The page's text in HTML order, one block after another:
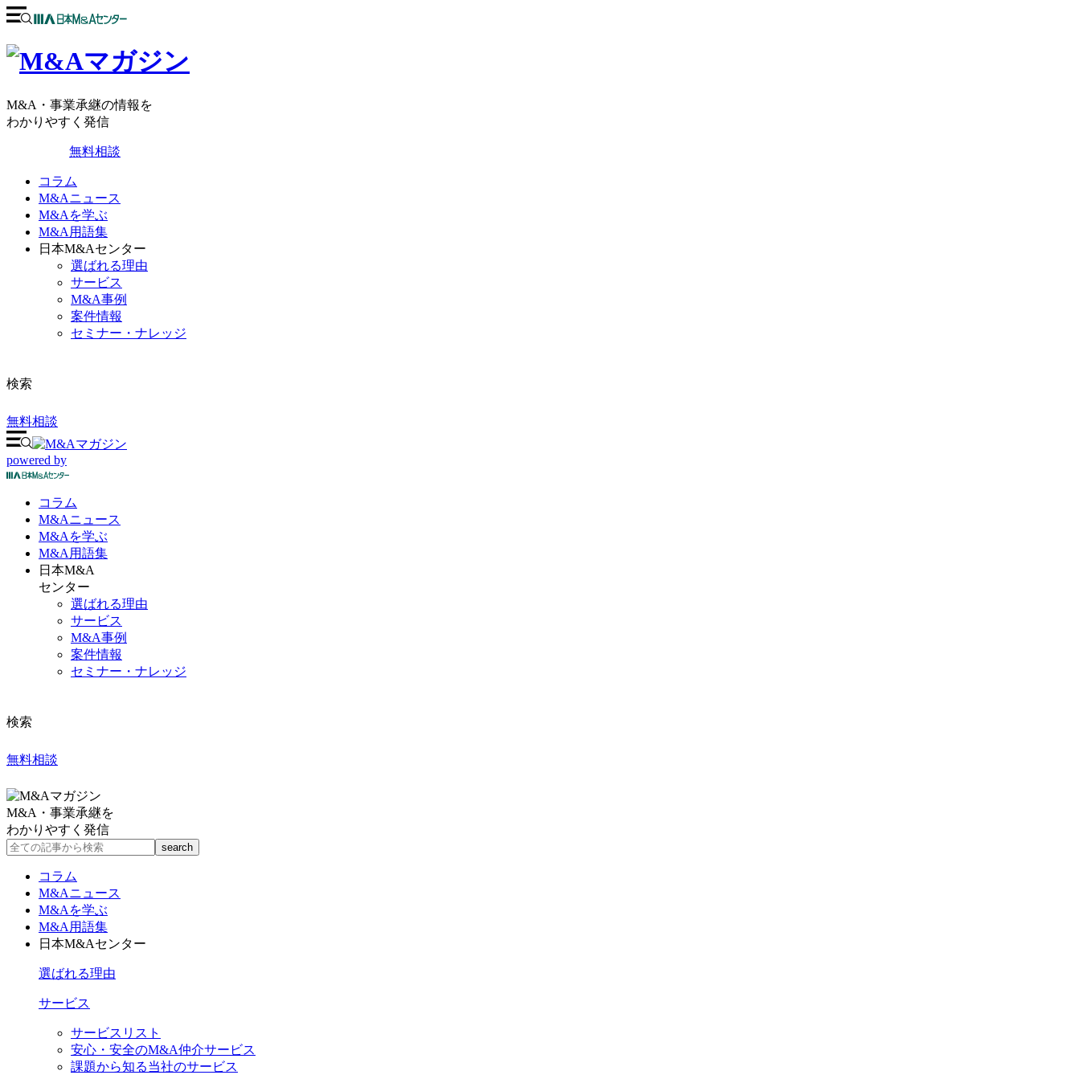
M&A・事業承継の情報を
わかりやすく発信
無料相談
コラム
M&Aニュース
M&Aを学ぶ
M&A用語集
日本M&Aセンター
選ばれる理由
サービス
M&A事例
案件情報
セミナー・ナレッジ
検索
無料相談
powered by
コラム
M&Aニュース
M&Aを学ぶ
M&A 用語集
日本M&A
センター
選ばれる理由
サービス
M&A事例
案件情報
セミナー・ナレッジ
検索
無料相談
M&A・事業承継を
わかりやすく発信
コラム
M&Aニュース
M&Aを学ぶ
M&A用語集
日本M&Aセンター
選ばれる理由
サービス
サービスリスト
安心・安全のM&A仲介サービス
課題から知る当社のサービス